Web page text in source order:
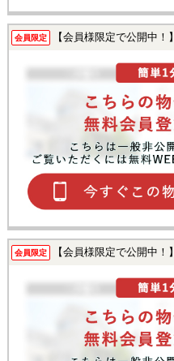
会員限定 【会員様限定で公開中！】
会員限定 【会員様限定で公開中！】